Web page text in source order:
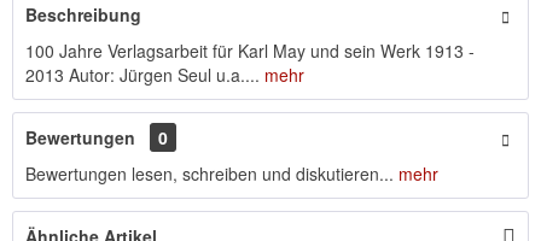
Beschreibung
100 Jahre Verlagsarbeit für Karl May und sein Werk 1913 -
2013 Autor: Jürgen Seul u.a.... mehr
Bewertungen
0
Bewertungen lesen, schreiben und diskutieren... mehr
Ähnliche Artikel